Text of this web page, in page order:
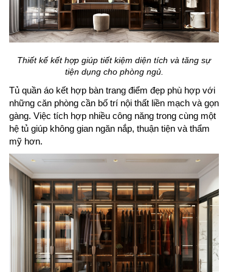
Thiết kế kết hợp giúp tiết kiệm diện tích và tăng sự
tiện dụng cho phòng ngủ.
Tủ quần áo kết hợp bàn trang điểm đẹp phù hợp với
những căn phòng cần bố trí nội thất liền mạch và gọn
gàng. Việc tích hợp nhiều công năng trong cùng một
hệ tủ giúp không gian ngăn nắp, thuận tiện và thẩm
mỹ hơn.